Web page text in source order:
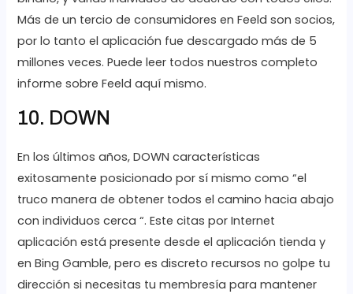
Más de un tercio de consumidores en Feeld son socios,
por lo tanto el aplicación fue descargado más de 5
millones veces. Puede leer todos nuestros completo
informe sobre Feeld aquí mismo.
10. DOWN
En los últimos años, DOWN características
exitosamente posicionado por sí mismo como “el
truco manera de obtener todos el camino hacia abajo
con individuos cerca “. Este citas por Internet
aplicación está presente desde el aplicación tienda y
en Bing Gamble, pero es discreto recursos no golpe tu
dirección si necesitas tu membresía para mantener